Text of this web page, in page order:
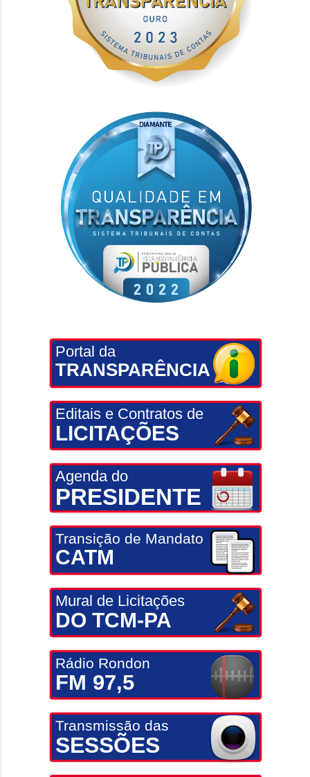
Portal da
TRANSPARÊNCIA
Editais e Contratos de
LICITAÇÕES
Agenda do
PRESIDENTE
Transição de Mandato
CATM
Mural de Licitações
DO TCM-PA
Rádio Rondon
FM 97,5
Transmissão das
SESSÕES